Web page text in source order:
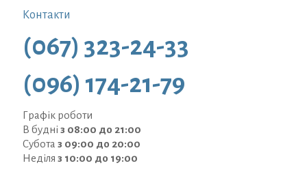
Контакти
(067) 323-24-33
(096) 174-21-79
Графік роботи
В будні з 08:00 до 21:00
Субота з 09:00 до 20:00
Неділя з 10:00 до 19:00